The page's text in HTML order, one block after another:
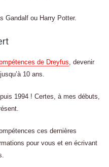
Gandalf ou Harry Potter.
de Dreyfus , devenir
10 ans.
1994 ! Certes, à mes débuts,
ces dernières
pour vous et en écrivant